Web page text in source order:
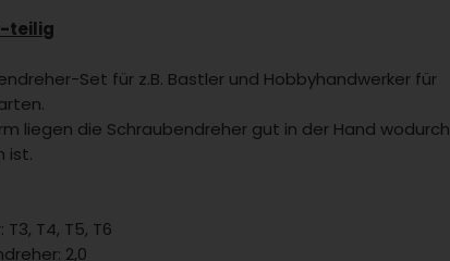
teilig
Set für z.B. Bastler und Hobbyhandwerker für
liegen die Schraubendreher gut in der Hand wodurch
ist.
T4, T5, T6
2,0